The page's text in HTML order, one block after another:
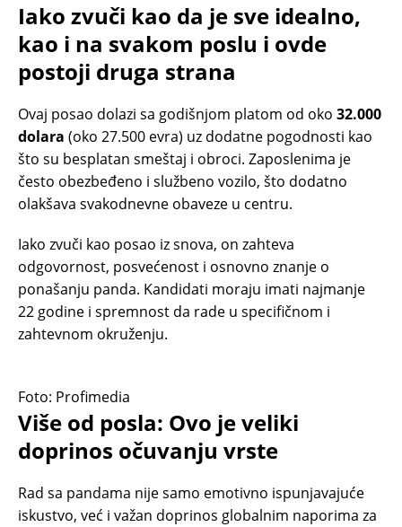
Iako zvuči kao da je sve idealno,
kao i na svakom poslu i ovde
postoji druga strana
Ovaj posao dolazi sa godišnjom platom od oko 32.000
dolara (oko 27.500 evra) uz dodatne pogodnosti kao
što su besplatan smeštaj i obroci. Zaposlenima je
često obezbeđeno i službeno vozilo, što dodatno
olakšava svakodnevne obaveze u centru.
Iako zvuči kao posao iz snova, on zahteva
odgovornost, posvećenost i osnovno znanje o
ponašanju panda. Kandidati moraju imati najmanje
22 godine i spremnost da rade u specifičnom i
zahtevnom okruženju.
Foto: Profimedia
Više od posla: Ovo je veliki
doprinos očuvanju vrste
Rad sa pandama nije samo emotivno ispunjavajuće
iskustvo, već i važan doprinos globalnim naporima za